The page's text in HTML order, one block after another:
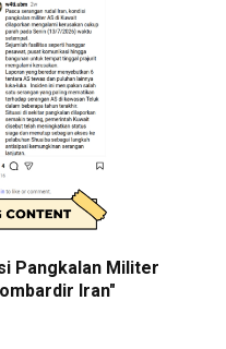
Pangkalan Militer
Iran"